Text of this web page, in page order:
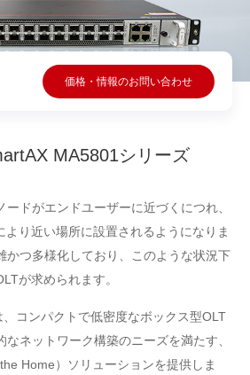
価格・情報のお問い合わせ
MA5801シリーズ
ドがエンドユーザーに近づくにつれ、
より近い場所に設置されるようになりま
かつ多様化しており、このような状況下
が求められます。
コンパクトで低密度なボックス型OLT
ネットワーク構築のニーズを満たす、
Home）ソリューションを提供しま